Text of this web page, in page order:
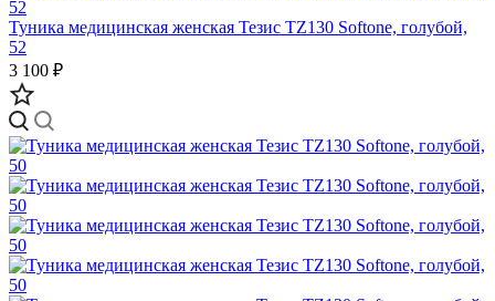
Туника медицинская женская Тезис TZ130 Softone, голубой,
52
3 100 ₽